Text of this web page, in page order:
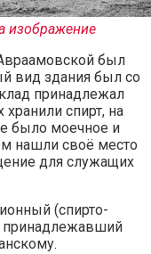
изображение
был
вид здания был со
принадлежал
спирт, на
было моечное и
нашли своё место
для служащих
(спирто-
принадлежавший